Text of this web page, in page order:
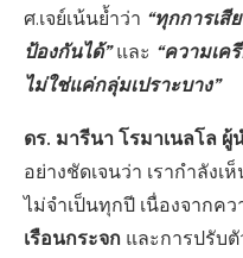
ศ.เจย์เน้นย้ำว่า “ทุกการเ
ป้องกันได้”และ “ความเ
ไม่ใช่แค่กลุ่มเปราะบาง”
ดร. มารีนา โรมาเนลโล ผู้
อย่างชัดเจนว่า เรากำลัง
ไม่จำเป็นทุกปี เนื่องจากค
เรือนกระจก และการปรับ